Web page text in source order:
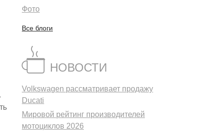
Фото
Все блоги
НОВОСТИ
Volkswagen рассматривает продажу
Ducati
Мировой рейтинг производителей
мотоциклов 2026